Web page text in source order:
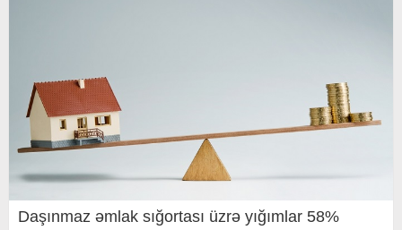
Daşınmaz əmlak sığortası üzrə yığımlar 58%